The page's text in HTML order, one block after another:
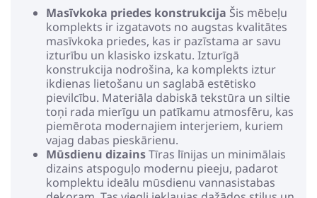
Masīvkoka priedes konstrukcija Šis mēbeļu
komplekts ir izgatavots no augstas kvalitātes
masīvkoka priedes, kas ir pazīstama ar savu
izturību un klasisko izskatu. Izturīgā
konstrukcija nodrošina, ka komplekts iztur
ikdienas lietošanu un saglabā estētisko
pievilcību. Materiāla dabiskā tekstūra un siltie
toņi rada mierīgu un patīkamu atmosfēru, kas
piemērota modernajiem interjeriem, kuriem
vajag dabas pieskārienu.
Mūsdienu dizainsTīras līnijas un minimālais
dizains atspoguļo modernu pieeju, padarot
komplektu ideālu mūsdienu vannasistabas